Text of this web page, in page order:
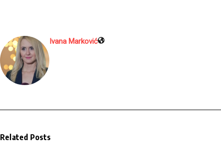
Ivana Marković
Related Posts